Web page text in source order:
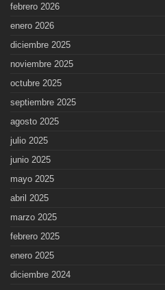
febrero 2026
enero 2026
diciembre 2025
noviembre 2025
octubre 2025
septiembre 2025
agosto 2025
julio 2025
junio 2025
mayo 2025
abril 2025
marzo 2025
febrero 2025
enero 2025
diciembre 2024